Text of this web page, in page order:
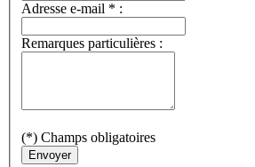
Adresse e-mail * :
Remarques particulières :
(*) Champs obligatoires
Envoyer